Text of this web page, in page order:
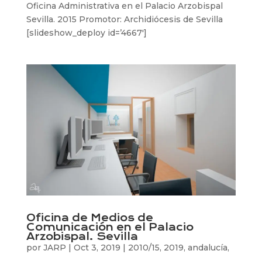
Oficina Administrativa en el Palacio Arzobispal
Sevilla. 2015 Promotor: Archidiócesis de Sevilla
[slideshow_deploy id=’4667′]
Oficina de Medios de
Comunicación en el Palacio
Arzobispal. Sevilla
por JARP | Oct 3, 2019 | 2010/15, 2019, andalucía,